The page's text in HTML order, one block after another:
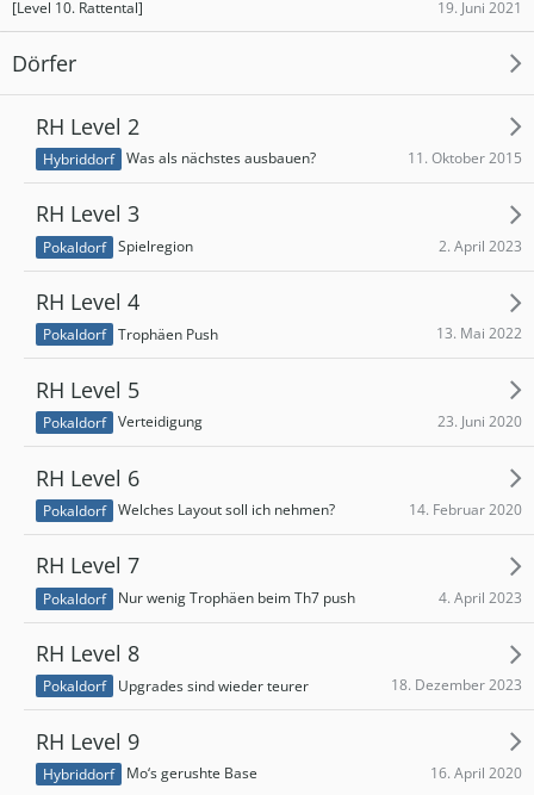
[Level 10. Rattental] 19. Juni 2021
Dörfer
RH Level 2
Hybriddorf Was als nächstes ausbauen? 11. Oktober 2015
RH Level 3
Pokaldorf Spielregion 2. April 2023
RH Level 4
Pokaldorf Trophäen Push 13. Mai 2022
RH Level 5
Pokaldorf Verteidigung 23. Juni 2020
RH Level 6
Pokaldorf Welches Layout soll ich nehmen? 14. Februar 2020
RH Level 7
Pokaldorf Nur wenig Trophäen beim Th7 push 4. April 2023
RH Level 8
Pokaldorf Upgrades sind wieder teurer 18. Dezember 2023
RH Level 9
Hybriddorf Mo‘s gerushte Base 16. April 2020